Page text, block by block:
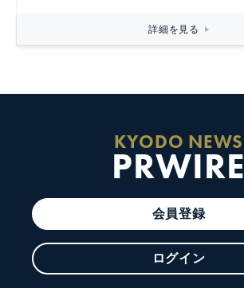
詳細を見る
KYODO NEWS
PRWIRE
会員登録
ログイン